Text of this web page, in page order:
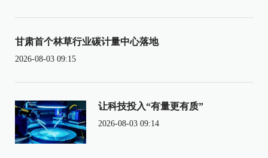
甘肃首个林草行业碳计量中心落地
2026-08-03 09:15
让科技投入“有量更有质”
2026-08-03 09:14